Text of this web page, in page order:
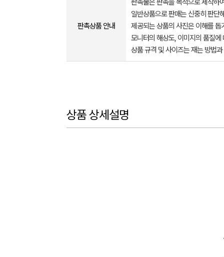
판촉상품 안내
판촉물은 판촉을 목적으로 제작하
일반상품으로 판매는 신중히 판단
제공되는 상품의 사진은 이해를
모니터의 해상도, 이미지의 품질
상품 규격 및 사이즈는 재는 방법
상품 상세설명